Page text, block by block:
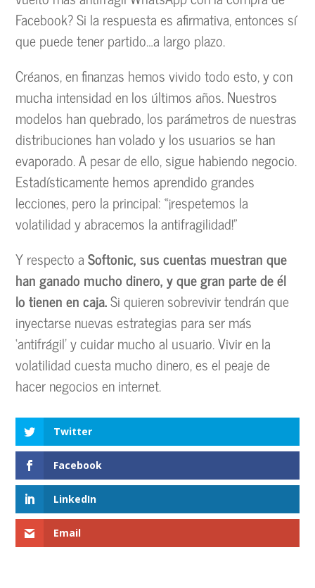
Facebook? Si la respuesta es afirmativa, entonces sí
que puede tener partido…a largo plazo.
Créanos, en finanzas hemos vivido todo esto, y con
mucha intensidad en los últimos años. Nuestros
modelos han quebrado, los parámetros de nuestras
distribuciones han volado y los usuarios se han
evaporado. A pesar de ello, sigue habiendo negocio.
Estadísticamente hemos aprendido grandes
lecciones, pero la principal: «¡respetemos la
volatilidad y abracemos la antifragilidad!”
Y respecto aSoftonic, sus cuentas muestran que
han ganado mucho dinero, y que gran parte de él
lo tienen en caja.Si quieren sobrevivir tendrán que
inyectarse nuevas estrategias para ser más
‘antifrágil’ y cuidar mucho al usuario. Vivir en la
volatilidad cuesta mucho dinero, es el peaje de
hacer negocios en internet.
Twitter
Facebook
LinkedIn
Email